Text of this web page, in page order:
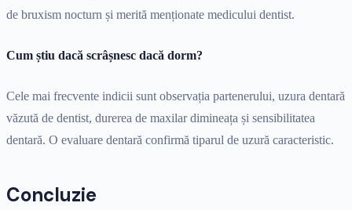
de bruxism nocturn și merită menționate medicului dentist.
Cum știu dacă scrâșnesc dacă dorm?
Cele mai frecvente indicii sunt observația partenerului, uzura dentară
văzută de dentist, durerea de maxilar dimineața și sensibilitatea
dentară. O evaluare dentară confirmă tiparul de uzură caracteristic.
Concluzie